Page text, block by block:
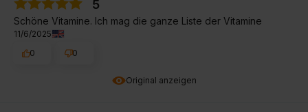
Original anzeigen
5
Schöne Vitamine. Ich mag die ganze Liste der Vitamine
11/6/2025
0
0